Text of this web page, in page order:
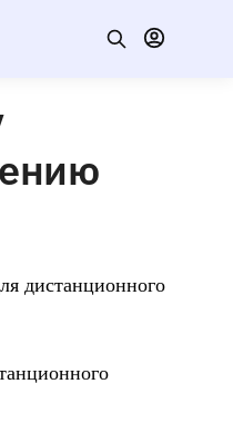
дистанционного